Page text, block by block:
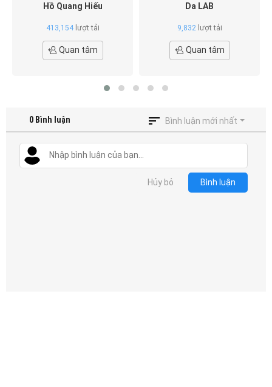
Hồ Quang Hiếu
413,154lượt tải
Quan tâm
Da LAB
9,832 lượt tải
Quan tâm
0 Bình luận Bình luận mới nhất
Hủy bỏ Bình luận